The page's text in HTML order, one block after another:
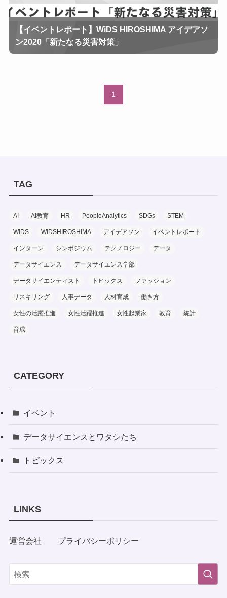
【イベントレポート】WiDS HIROSHIMA アイデアソ
ン2020「新たなる災害対策」
1
TAG
AI AI教育 HR PeopleAnalytics SDGs STEM
WiDS WiDSHIROSHIMA アイデアソン イベントレポート
インターン シンポジウム テクノロジー データ
データサイエンス データサイエンス学部
データサイエンティスト トピックス ファッション
リスキリング 人事データ 人材育成 働き方
女性の活躍推進 女性活躍推進 女性起業家 教育 統計
育成
CATEGORY
イベント
データサイエンスとワタシたち
トピックス
LINKS
運営会社 プライバシーポリシー